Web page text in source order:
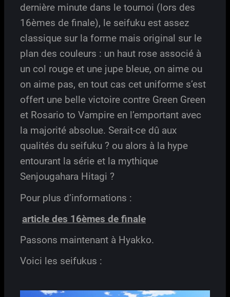
dernière minute dans le tournoi (lors des
16èmes de finale), le seifuku est assez
classique sur la forme mais original sur le
plan des couleurs : un haut rose associé à
un col rouge et une jupe bleue, on aime ou
on aime pas, en tout cas cet uniforme s’est
offert une belle victoire contre Green Green
et Rosario to Vampire en l’emportant avec
la majorité absolue. Serait-ce dû aux
qualités du seifuku ? ou alors à la hype
entourant la série et la mythique
Senjougahara Hitagi ?
Pour plus d’informations :
article des 16èmes de finale
Passons maintenant à Hyakko.
Voici les seifukus :